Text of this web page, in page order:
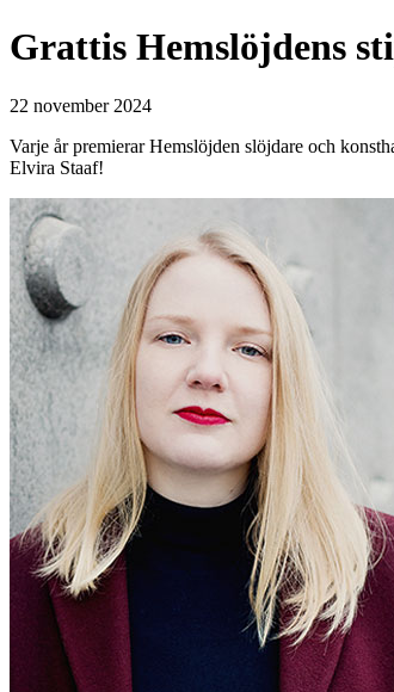
Grattis Hemslöjdens
22 november 2024
Varje år premierar Hemslöjden slöjdare och
Elvira Staaf!